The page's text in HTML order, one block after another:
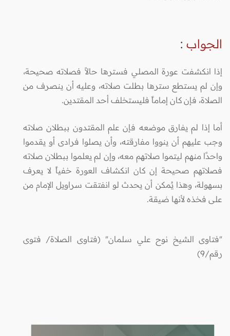
الجواب :
إذا انكشفت عورة المصلي فسترها حالاً فصلاته صحيحة،
وإن لم يستطع سترها بطلت صلاته، وعليه أن ينصرف من
الصلاة، فإن كان إماماً فليستخلف أحد المقتدين.
أما إذا لم يفارق موضعه فإن علم المقتدون ببطلان صلاته
وجب عليهم أن ينووا مفارقته، وأن يصلوا فرادى أو يقدموا
واحدًا منهم ليتموا صلاتهم معه، وإن لم يعلموا ببطلان صلاته
فصلاتهم صحيحة إن كان انكشاف العورة خفياً لا يعرف
بسهولة، وهذا يُمكن أن يحدث لو انفتقت سراويل الإمام من
على فخذه لأنها ضيقة.
"فتاوى الشيخ نوح علي سلمان" (فتاوى الصلاة/ فتوى
رقم/9)